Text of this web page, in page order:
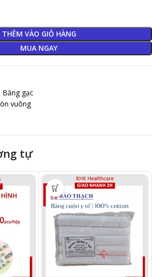
THÊM VÀO GIỎ HÀNG
MUA NGAY
Băng gạc
vuông
tự